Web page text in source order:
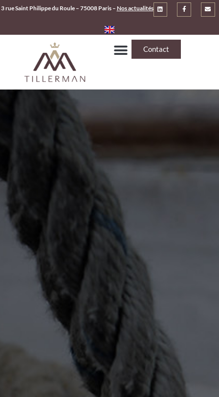
3 rue Saint Philippe du Roule – 75008 Paris – Nos actualités
Contact